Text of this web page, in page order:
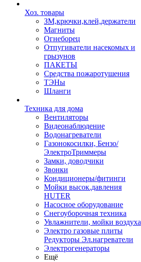
Хоз. товары
ЗМ,крючки,клей,держатели
Магниты
Огнеборец
Отпугиватели насекомых и
грызунов
ПАКЕТЫ
Средства пожаротушения
ТЭНы
Шланги
Техника для дома
Вентиляторы
Видеонаблюдение
Водонагреватели
Газонокосилки, Бензо/
ЭлектроТриммеры
Замки, доводчики
Звонки
Кондиционеры/фитинги
Мойки высок.давления
HUTER
Насосное оборудование
Снегоуборочная техника
Увлажнители, мойки воздуха
Электро газовые плиты
Редукторы Эл.нагреватели
Электрогенераторы
Ещё